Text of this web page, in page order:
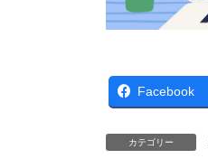
Facebook
カテゴリー